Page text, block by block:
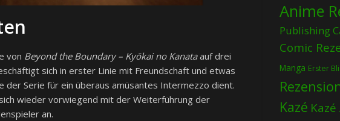
von Beyond the Boundary – Kyōkai no Kanataauf drei
sich in erster Linie mit Freundschaft und etwas
der Serie für ein überaus amüsantes Intermezzo dient.
wieder vorwiegend mit der Weiterführung der
an.
Anime
Publishing
Comic
Manga Erster
Kazé